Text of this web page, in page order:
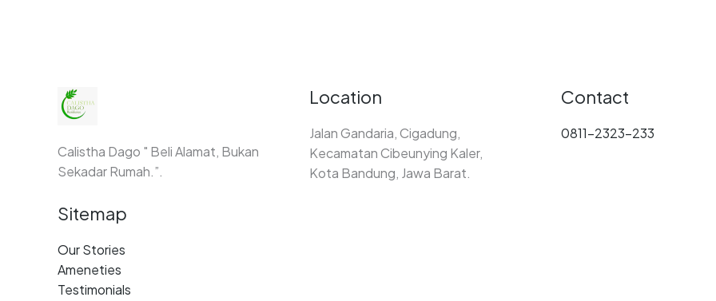
Calistha Dago " Beli Alamat, Bukan
Sekadar Rumah.”.
Sitemap
Our Stories
Ameneties
Testimonials
Location
Jalan Gandaria, Cigadung,
Kecamatan Cibeunying Kaler,
Kota Bandung, Jawa Barat.
Contact
0811-2323-233